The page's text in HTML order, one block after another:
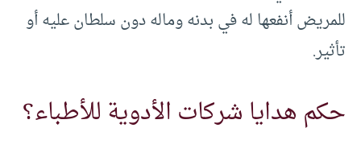
للمريض أنفعها له في بدنه وماله دون سلطان عليه أو
تأثير.
حكم هدايا شركات الأدوية للأطباء؟